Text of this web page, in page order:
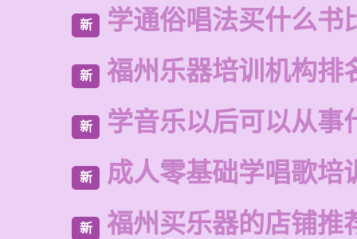
新 学通俗唱法买什么书
新 福州乐器培训机构排
新 学音乐以后可以从事
新 成人零基础学唱歌培
新 福州买乐器的店铺推